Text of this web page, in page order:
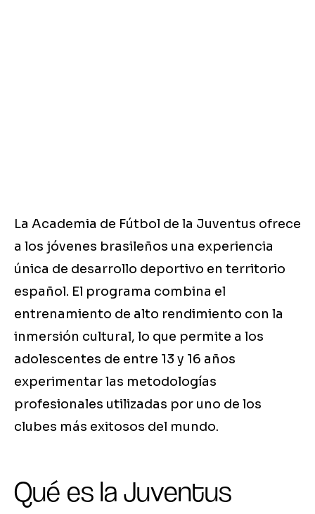
La Academia de Fútbol de la Juventus ofrece
a los jóvenes brasileños una experiencia
única de desarrollo deportivo en territorio
español. El programa combina el
entrenamiento de alto rendimiento con la
inmersión cultural, lo que permite a los
adolescentes de entre 13 y 16 años
experimentar las metodologías
profesionales utilizadas por uno de los
clubes más exitosos del mundo.
Qué es la Juventus